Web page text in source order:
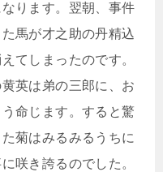
ります。翌朝、事件
馬が才之助の丹精込
てしまったのです。
英は弟の三郎に、お
命じます。すると驚
菊はみるみるうちに
咲き誇るのでした。